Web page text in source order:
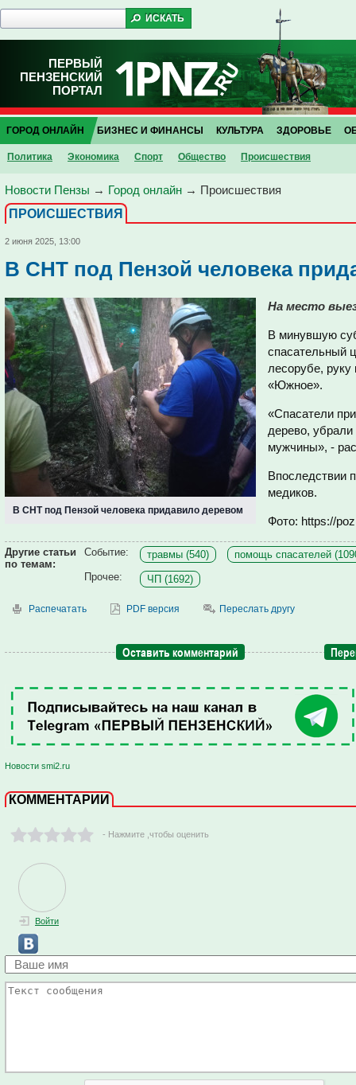
ПЕРВЫЙ
ПЕНЗЕНСКИЙ
ПОРТАЛ
ГОРОД ОНЛАЙН
Политика Экономика Спорт Общество Проиcшествия
БИЗНЕС И ФИНАНСЫ КУЛЬТУРА ЗДОРОВЬЕ
Новости Пензы → Город онлайн → Проиcшествия
ПРОИCШЕСТВИЯ
2 июня 2025, 13:00
В СНТ под Пензой человека
В СНТ под Пензой человека придавило деревом
На место
В минувшую
спасательный
лесорубе,
«Южное».
«Спасатели
дерево, убрали
мужчины», -
Впоследствии
медиков.
Фото: https://
Другие статьи
по темам:
Событие: травмы (540)
помощь спасателей
Прочее:
ЧП (1692)
Распечатать PDF версия Переслать другу
Оставить комментарий
Новости smi2.ru
КОММЕНТАРИИ
- Нажмите ,чтобы оценить
Войти